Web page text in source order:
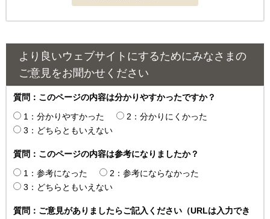
より良いウェブサイトにするためにみなさまの
ご意見をお聞かせください
質問：このページの内容は分かりやすかったですか？
1：分かりやすかった
2：分かりにくかった
3：どちらともいえない
質問：このページの内容は参考になりましたか？
1：参考になった
2：参考にならなかった
3：どちらともいえない
質問：ご意見がありましたらご記入ください（URLは入力でき